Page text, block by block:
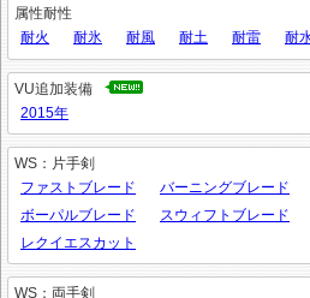
属性耐性
耐火
耐氷 耐風 耐土 耐雷 耐
VU追加装備
2015年
WS：片手剣
ファストブレード
バーニングブレード
ボーパルブレード
スウィフトブレード
レクイエスカット
WS：両手剣